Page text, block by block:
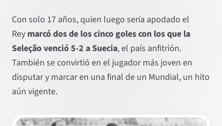
Con solo 17 años, quien luego sería apodado el
Rey marcó dos de los cinco goles con los que la
Seleção venció 5-2 a Suecia, el país anfitrión.
También se convirtió en el jugador más joven en
disputar y marcar en una final de un Mundial, un hito
aún vigente.